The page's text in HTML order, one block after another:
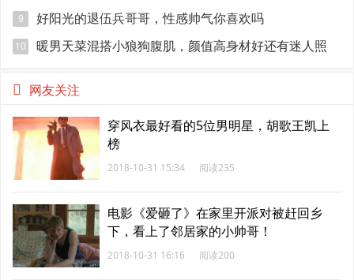
9 好阳光的退伍兵哥哥，性感帅气你喜欢吗
10 暖男天菜混搭小狼狗腹肌，颜值高身材好还有迷人照
网友关注
穿风衣最好看的5位男明星，胡歌王凯上
榜
2018-10-31 15:34 阅读235
电影《爱砸了》在家里开派对被赶回乡
下，看上了邻居家的小帅哥！
2018-10-31 16:16 阅读200